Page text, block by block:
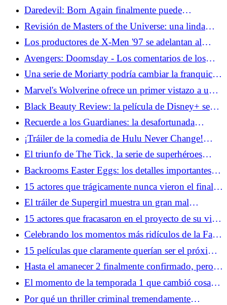
Daredevil: Born Again finalmente puede
brindarnos el equipo de Cage y Iron Fist que
queremos
Revisión de Masters of the Universe: una linda
película para niños cuando no intenta ser Barbie
Los productores de X-Men '97 se adelantan al
regreso de un favorito de los fanáticos caídos
Avengers: Doomsday - Los comentarios de los
hermanos Russo nos preocupan por Doom
Una serie de Moriarty podría cambiar la franquicia
Sherlock para siempre
Marvel's Wolverine ofrece un primer vistazo a una
jugabilidad espantosa
Black Beauty Review: la película de Disney+ se
inclina hacia los tropos de la chica caballo
Recuerde a los Guardianes: la desafortunada
colaboración de Stan Lee con la NHL
¡Tráiler de la comedia de Hulu Never Change!
Confirma que los millennials ya son viejos
El triunfo de The Tick, la serie de superhéroes
olvidada de Amazon
Backrooms Easter Eggs: los detalles importantes
que configuran más historias
15 actores que trágicamente nunca vieron el final
de la producción
El tráiler de Supergirl muestra un gran mal
mejorado
15 actores que fracasaron en el proyecto de su vida
y nunca regresaron
Celebrando los momentos más ridículos de la Fase
4 del Universo Cinematográfico de Marvel
15 películas que claramente querían ser el próximo
Harry Potter
Hasta el amanecer 2 finalmente confirmado, pero
hay un problema
El momento de la temporada 1 que cambió cosas
más extrañas para siempre
Por qué un thriller criminal tremendamente